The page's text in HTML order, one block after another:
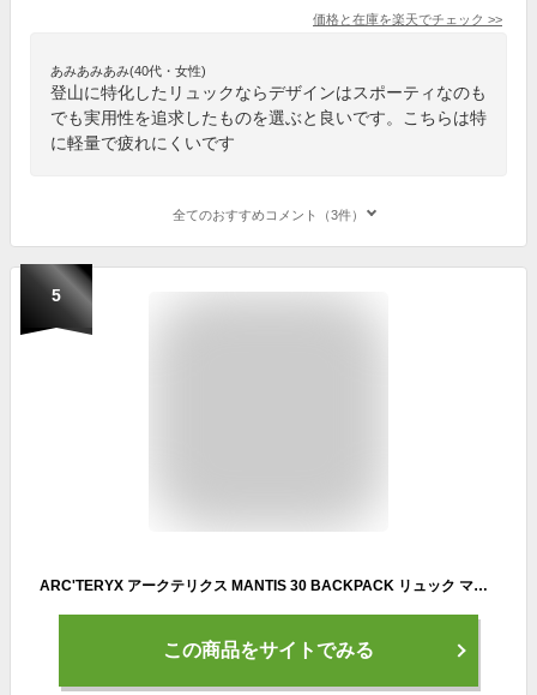
価格と在庫を楽天でチェック >>
あみあみあみ(40代・女性)
登山に特化したリュックならデザインはスポーティなのも
でも実用性を追求したものを選ぶと良いです。こちらは特
に軽量で疲れにくいです
全てのおすすめコメント（3件）
5
ARC'TERYX アークテリクス MANTIS 30 BACKPACK リュック マンティス30 バックパック BLACK メンズ レディース 30L 30リットル
この商品をサイトでみる